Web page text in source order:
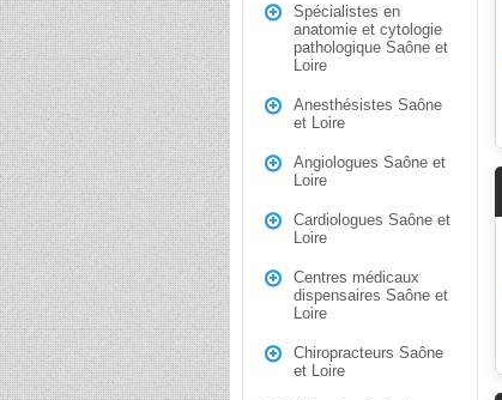
Spécialistes en
anatomie et cytologie
pathologique Saône et
Loire
Anesthésistes Saône
et Loire
Angiologues Saône et
Loire
Cardiologues Saône et
Loire
Centres médicaux
dispensaires Saône et
Loire
Chiropracteurs Saône
et Loire